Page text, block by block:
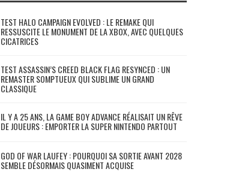
TEST HALO CAMPAIGN EVOLVED : LE REMAKE QUI
RESSUSCITE LE MONUMENT DE LA XBOX, AVEC QUELQUES
CICATRICES
TEST ASSASSIN’S CREED BLACK FLAG RESYNCED : UN
REMASTER SOMPTUEUX QUI SUBLIME UN GRAND
CLASSIQUE
IL Y A 25 ANS, LA GAME BOY ADVANCE RÉALISAIT UN RÊVE
DE JOUEURS : EMPORTER LA SUPER NINTENDO PARTOUT
GOD OF WAR LAUFEY : POURQUOI SA SORTIE AVANT 2028
SEMBLE DÉSORMAIS QUASIMENT ACQUISE